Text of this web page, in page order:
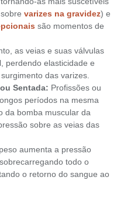
varizes na gravidez) e
são momentos de
as veias e suas válvulas
perdendo elasticidade e
das varizes.
Sentada: Profissões ou
períodos na mesma
da bomba muscular da
sobre as veias das
aumenta a pressão
todo o
o retorno do sangue ao